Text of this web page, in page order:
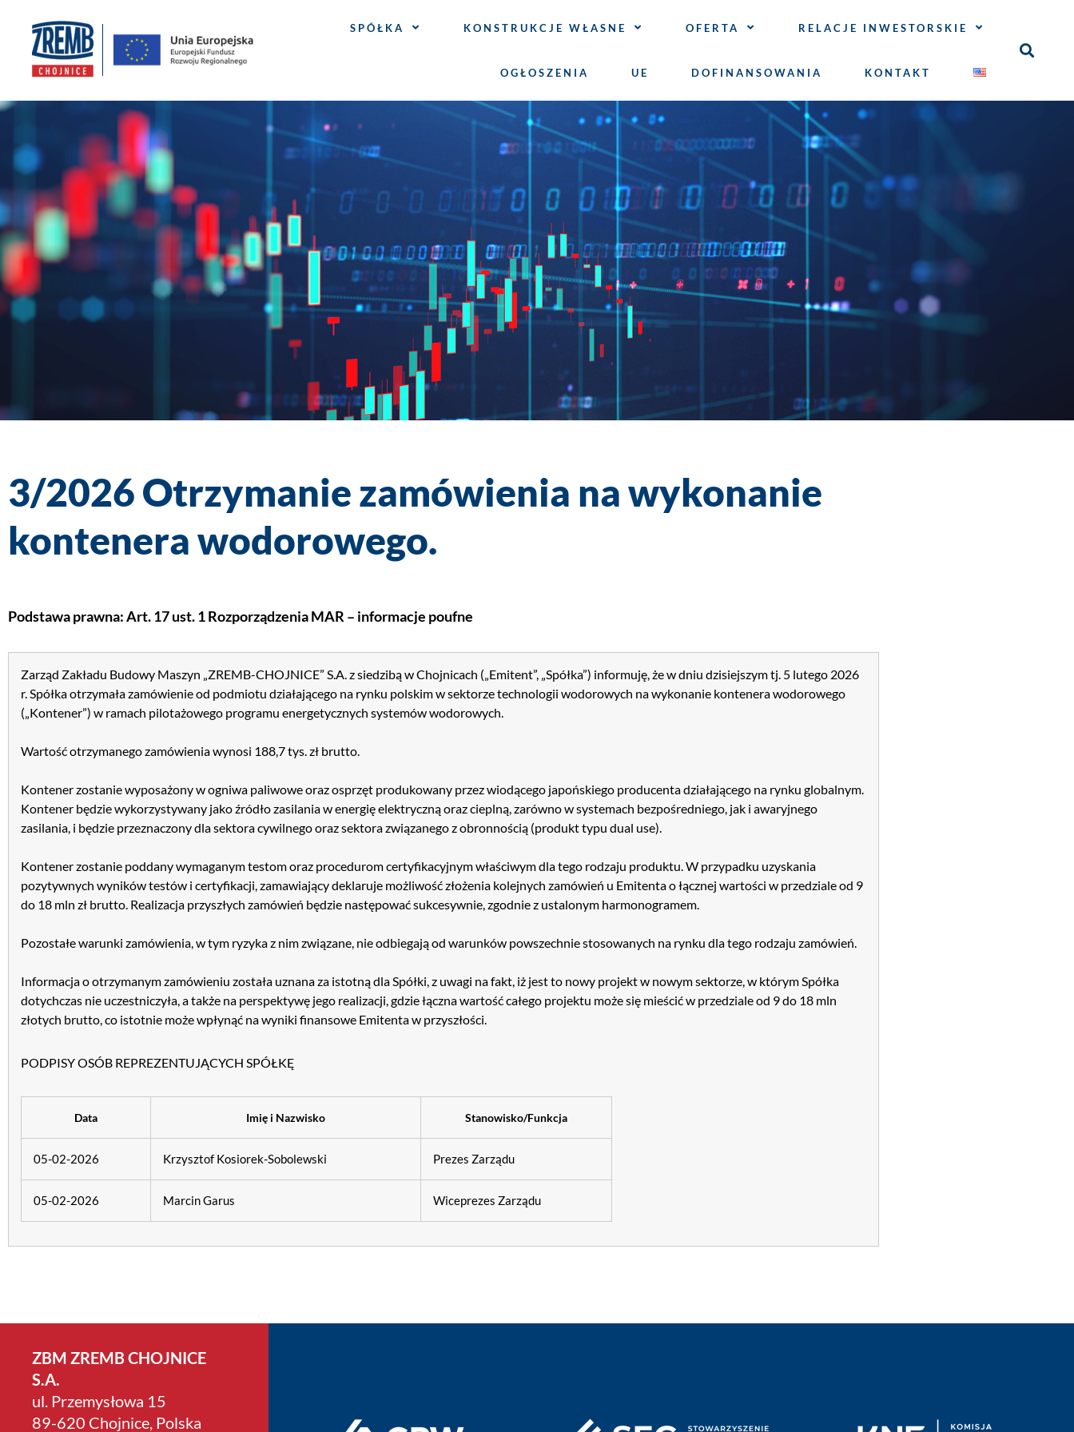
SPÓŁKA KONSTRUKCJE WŁASNE OFERTA RELACJE INWESTORSKIE
OGŁOSZENIA UE DOFINANSOWANIA KONTAKT
3/2026 Otrzymanie zamówienia na wykonanie
kontenera wodorowego.
Podstawa prawna: Art. 17 ust. 1 Rozporządzenia MAR – informacje poufne
Zarząd Zakładu Budowy Maszyn „ZREMB-CHOJNICE” S.A. z siedzibą w Chojnicach („Emitent”, „Spółka”) informuję, że w dniu dzisiejszym tj. 5 lutego 2026
r. Spółka otrzymała zamówienie od podmiotu działającego na rynku polskim w sektorze technologii wodorowych na wykonanie kontenera wodorowego
(„Kontener”) w ramach pilotażowego programu energetycznych systemów wodorowych.
Wartość otrzymanego zamówienia wynosi 188,7 tys. zł brutto.
Kontener zostanie wyposażony w ogniwa paliwowe oraz osprzęt produkowany przez wiodącego japońskiego producenta działającego na rynku globalnym.
Kontener będzie wykorzystywany jako źródło zasilania w energię elektryczną oraz cieplną, zarówno w systemach bezpośredniego, jak i awaryjnego
zasilania, i będzie przeznaczony dla sektora cywilnego oraz sektora związanego z obronnością (produkt typu dual use).
Kontener zostanie poddany wymaganym testom oraz procedurom certyfikacyjnym właściwym dla tego rodzaju produktu. W przypadku uzyskania
pozytywnych wyników testów i certyfikacji, zamawiający deklaruje możliwość złożenia kolejnych zamówień u Emitenta o łącznej wartości w przedziale od 9
do 18 mln zł brutto. Realizacja przyszłych zamówień będzie następować sukcesywnie, zgodnie z ustalonym harmonogramem.
Pozostałe warunki zamówienia, w tym ryzyka z nim związane, nie odbiegają od warunków powszechnie stosowanych na rynku dla tego rodzaju zamówień.
Informacja o otrzymanym zamówieniu została uznana za istotną dla Spółki, z uwagi na fakt, iż jest to nowy projekt w nowym sektorze, w którym Spółka
dotychczas nie uczestniczyła, a także na perspektywę jego realizacji, gdzie łączna wartość całego projektu może się mieścić w przedziale od 9 do 18 mln
złotych brutto, co istotnie może wpłynąć na wyniki finansowe Emitenta w przyszłości.
PODPISY OSÓB REPREZENTUJĄCYCH SPÓŁKĘ
Data Imię i Nazwisko Stanowisko/Funkcja
05-02-2026 Krzysztof Kosiorek-Sobolewski Prezes Zarządu
05-02-2026 Marcin Garus Wiceprezes Zarządu
ZBM ZREMB CHOJNICE
S.A.
ul. Przemysłowa 15
89-620 Chojnice, Polska